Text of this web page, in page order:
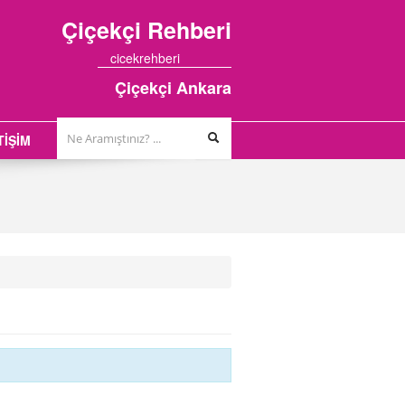
Çiçekçi Rehberi
cicekrehberi
Çiçekçi Ankara